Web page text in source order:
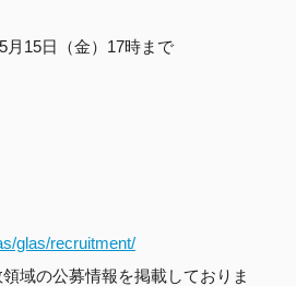
月15日（金）17時まで
glas/recruitment/
域の公募情報を掲載しておりま